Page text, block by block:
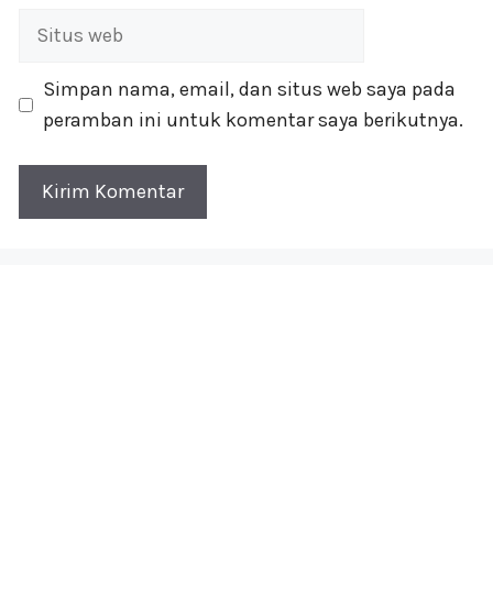
Situs
Simpan nama, email, dan situs web saya pada
peramban ini untuk komentar saya berikutnya.